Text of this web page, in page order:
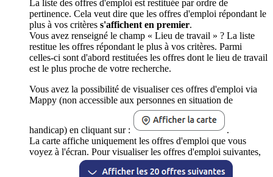
La liste des offres d'emploi est restituée par ordre de
pertinence. Cela veut dire que les offres d'emploi répondant le
plus à vos critères s'affichent en premier.
Vous avez renseigné le champ « Lieu de travail » ? La liste
restitue les offres répondant le plus à vos critères. Parmi
celles-ci sont d'abord restituées les offres dont le lieu de travail
est le plus proche de votre recherche.
Vous avez la possibilité de visualiser ces offres d'emploi via
Mappy (non accessible aux personnes en situation de
handicap) en cliquant sur :
.
La carte affiche uniquement les offres d'emploi que vous
voyez à l'écran. Pour visualiser les offres d'emploi suivantes,